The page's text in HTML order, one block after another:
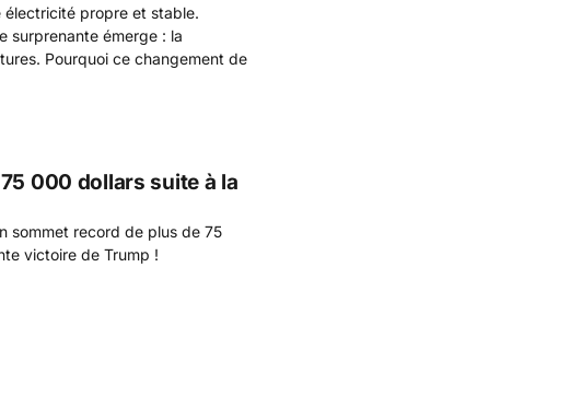
électricité propre et stable.
surprenante émerge : la
Pourquoi ce changement de
000 dollars suite à la
sommet record de plus de 75
victoire de Trump !